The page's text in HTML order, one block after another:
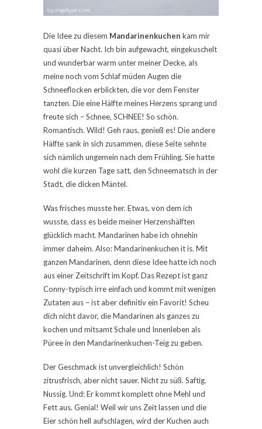
Die Idee zu diesem Mandarinenkuchen kam mir
quasi über Nacht. Ich bin aufgewacht, eingekuschelt
und wunderbar warm unter meiner Decke, als
meine noch vom Schlaf müden Augen die
Schneeflocken erblickten, die vor dem Fenster
tanzten. Die eine Hälfte meines Herzens sprang und
freute sich – Schnee, SCHNEE! So schön.
Romantisch. Wild! Geh raus, genieß es! Die andere
Hälfte sank in sich zusammen, diese Seite sehnte
sich nämlich ungemein nach dem Frühling. Sie hatte
wohl die kurzen Tage satt, den Schneematsch in der
Stadt, die dicken Mäntel.
Was frisches musste her. Etwas, von dem ich
wusste, dass es beide meiner Herzenshälften
glücklich macht. Mandarinen habe ich ohnehin
immer daheim. Also: Mandarinenkuchen it is. Mit
ganzen Mandarinen, denn diese Idee hatte ich noch
aus einer Zeitschrift im Kopf. Das Rezept ist ganz
Conny-typisch irre einfach und kommt mit wenigen
Zutaten aus – ist aber definitiv ein Favorit! Scheu
dich nicht davor, die Mandarinen als ganzes zu
kochen und mitsamt Schale und Innenleben als
Püree in den Mandarinenkuchen-Teig zu geben.
Der Geschmack ist unvergleichlich! Schön
zitrusfrisch, aber nicht sauer. Nicht zu süß. Saftig.
Nussig. Und: Er kommt komplett ohne Mehl und
Fett aus. Genial! Weil wir uns Zeit lassen und die
Eier schön hell aufschlagen, wird der Kuchen auch